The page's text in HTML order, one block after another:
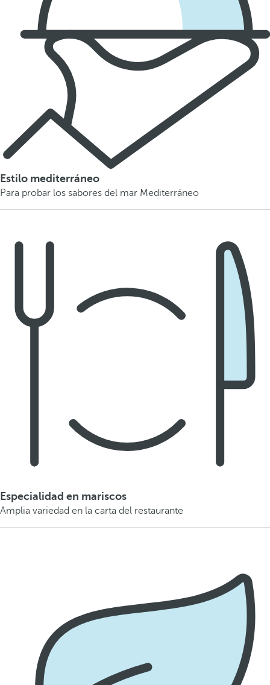
Estilo mediterráneo
Para probar los sabores del mar Mediterráneo
Especialidad en mariscos
Amplia variedad en la carta del restaurante